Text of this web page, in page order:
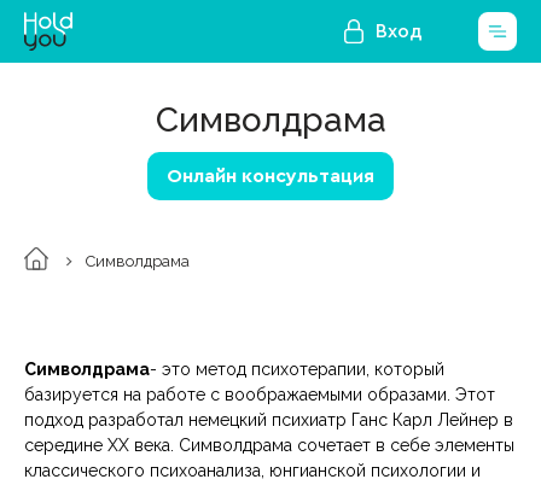
Вход
Символдрама
Онлайн консультация
Символдрама
Символдрама- это метод психотерапии, который
базируется на работе с воображаемыми образами. Этот
подход разработал немецкий психиатр Ганс Карл Лейнер в
середине ХХ века. Символдрама сочетает в себе элементы
классического психоанализа, юнгианской психологии и